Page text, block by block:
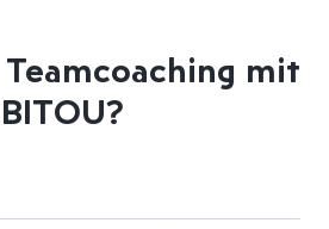
mit
BITOU?